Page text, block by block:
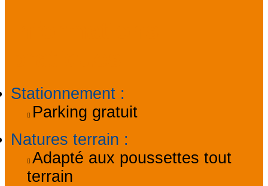
Stationnement :
Parking gratuit
Natures terrain :
Adapté aux poussettes tout
terrain